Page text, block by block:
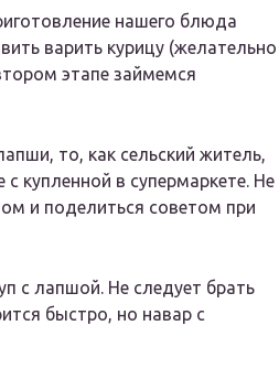
нашего блюда
варить курицу (желательно
этапе займемся
то, как сельский житель,
купленной в супермаркете. Не
и поделиться советом при
с лапшой. Не следует брать
быстро, но навар с